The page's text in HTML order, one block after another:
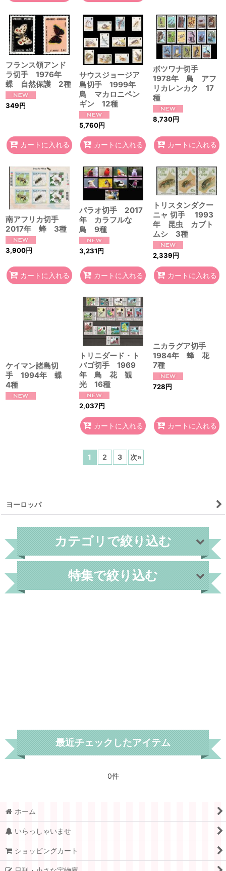
フランス領アンド
ラ切手 1976年
蝶 自然保護 2種
349円
カートに入れる
サウスジョージア
島切手 1999年
鳥 マカロニペン
ギン 12種
5,760円
カートに入れる
ボツワナ切手
1978年 鳥 アフ
リカレンカク 17
種
8,730円
カートに入れる
南アフリカ切手
2017年 蜂 3種
3,900円
カートに入れる
パラオ切手 2017
年 カラフルな
鳥 9種
3,231円
カートに入れる
トリスタンダクー
ニャ 切手 1993
年 昆虫 カブト
ムシ 3種
2,339円
カートに入れる
ケイマン諸島切
手 1994年 蝶
4種
トリニダード・ト
バゴ切手 1969
年 鳥 花 観
光 16種
2,037円
カートに入れる
ニカラグア切手
1984年 蜂 花
7種
728円
カートに入れる
1 2 3 次»
ヨーロッパ
カテゴリで絞り込む
外国切手 特集で絞り込む
スイス
アメリカ
イギリス
ポーランド
最近チェックしたアイテム
0件
ホーム
いらっしゃいませ
ショッピングカート